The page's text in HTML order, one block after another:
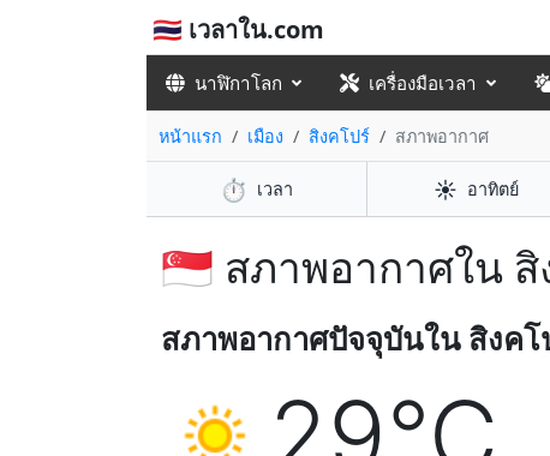
🇹🇭 เวลาใน.com
นาฬิกาโลก เครื่องมือเวลา
หน้าแรก เมือง สิงคโปร์ สภาพอากาศ
⏱️ เวลา ☀️ อาทิตย์
🇸🇬 สภาพอากาศใน สิ
สภาพอากาศปัจจุบันใน สิงคโ